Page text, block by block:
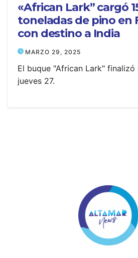
«African Lark” cargó
toneladas de pino en
con destino a India
MARZO 29, 2025
El buque "African Lark"
jueves 27.